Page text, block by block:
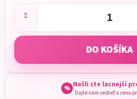
DO KOŠÍKA
% Našli ste lacnejší
Dajte nám vedieť a cenu